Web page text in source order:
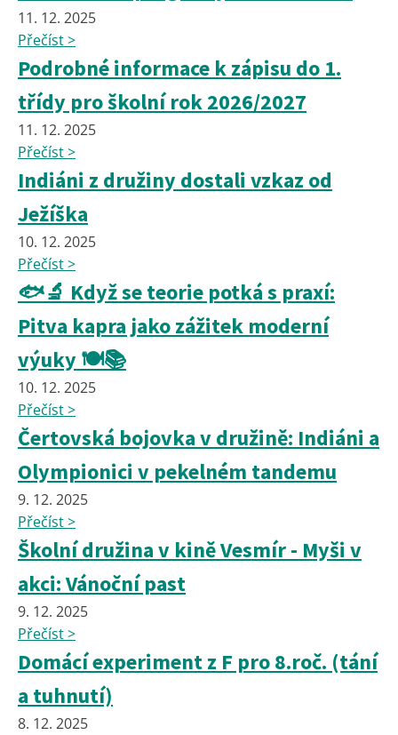
11. 12. 2025
Přečíst >
Podrobné informace k zápisu do 1.
třídy pro školní rok 2026/2027
11. 12. 2025
Přečíst >
Indiáni z družiny dostali vzkaz od
Ježíška
10. 12. 2025
Přečíst >
🐟🔬 Když se teorie potká s praxí:
Pitva kapra jako zážitek moderní
výuky 🍽️📚
10. 12. 2025
Přečíst >
Čertovská bojovka v družině: Indiáni a
Olympionici v pekelném tandemu
9. 12. 2025
Přečíst >
Školní družina v kině Vesmír - Myši v
akci: Vánoční past
9. 12. 2025
Přečíst >
Domácí experiment z F pro 8.roč. (tání
a tuhnutí)
8. 12. 2025